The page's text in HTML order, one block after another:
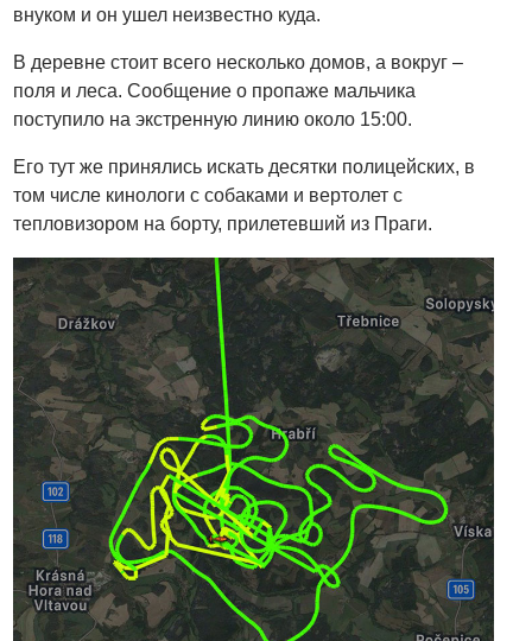
внуком и он ушел неизвестно куда.
В деревне стоит всего несколько домов, а вокруг –
поля и леса. Сообщение о пропаже мальчика
поступило на экстренную линию около 15:00.
Его тут же принялись искать десятки полицейских, в
том числе кинологи с собаками и вертолет с
тепловизором на борту, прилетевший из Праги.